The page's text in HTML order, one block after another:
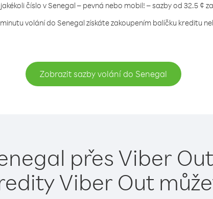
číslo v Senegal – pevná nebo mobil! – sazby od 32.5 ¢
volání do Senegal získáte zakoupením balíčku kreditu
Zobrazit sazby volání do Senegal
přes Viber
Viber Out